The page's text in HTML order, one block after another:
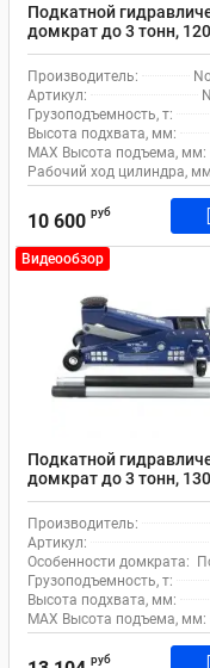
Подкатной
домкрат до 3 тонн,
450мм Nordberg
Производитель:
Артикул:
Грузоподъемность, т:
Высота подхвата, мм:
MAX Высота подъема, мм:
Рабочий ход цилиндра,
10 600 руб
Видеообзор
Подкатной
домкрат до 3 тонн,
465мм STELS 51133
Производитель:
Артикул:
Особенности домкрата:
Грузоподъемность, т:
Высота подхвата, мм:
MAX Высота подъема, мм:
руб